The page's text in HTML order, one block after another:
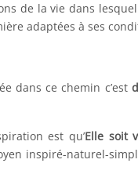
de la vie dans
adaptées à ses
dans ce chemin c’est
est qu’Elle soit
inspiré-naturel-